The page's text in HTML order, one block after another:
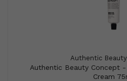
Authentic
Authentic Beauty Concept
Cream